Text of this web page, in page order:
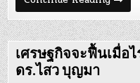
แค่
ภายน
–
จารุ
พร
อิ
:
คุณค่า
แท้จริง
มากกว่า
สิ่ง
ที่
เศรษฐกิจจะฟื้นเมื่อไ
ดร.ไสว บุญมา